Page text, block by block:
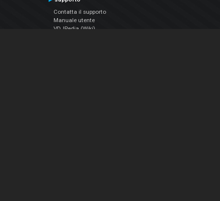
Contatta il supporto
Manuale utente
VDJPedia (Wiki)